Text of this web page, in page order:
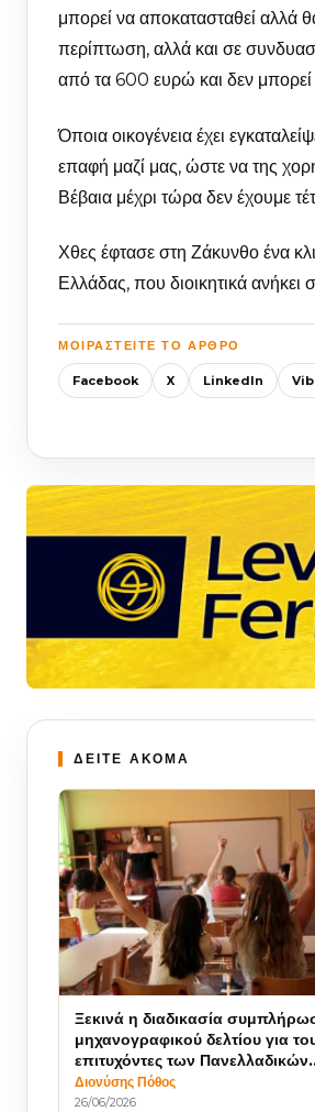
μπορεί να αποκατασταθεί αλλά
περίπτωση, αλλά και σε
από τα 600 ευρώ και δεν μπορεί
Όποια οικογένεια έχει
επαφή μαζί μας, ώστε να της
Βέβαια μέχρι τώρα δεν έχουμε
Χθες έφτασε στη Ζάκυνθο ένα
Ελλάδας, που διοικητικά ανήκει
ΜΟΙΡΑΣΤΕΊΤΕ ΤΟ ΆΡΘΡΟ
Facebook X LinkedIn
ΔΕΙΤΕ ΑΚΟΜΑ
Ξεκινά η διαδικασία
μηχανογραφικού δελτίου για
επιτυχόντες των Πανελλαδικών
Εξετάσεων
Διονύσης Πόθος
26/06/2026